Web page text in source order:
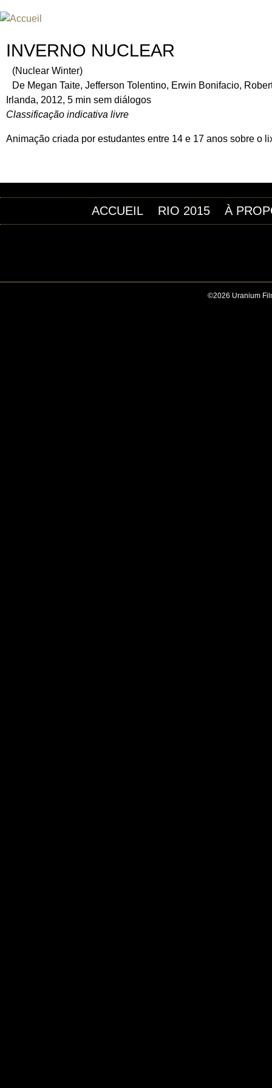
INVERNO NUCLEAR
(Nuclear Winter)
De Megan Taite, Jefferson Tolentino, Erwin Bonifacio,
Irlanda, 2012, 5 min sem diálogos
Classificação indicativa livre
Animação criada por estudantes entre 14 e 17 anos sobre o
ACCUEIL RIO 2015 À
©2026 Uranium